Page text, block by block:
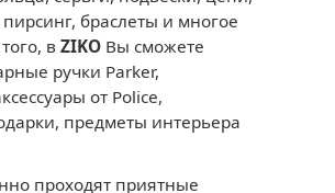
браслеты и многое
в ZIKO Вы сможете
ручки Parker,
от Police,
предметы интерьера
проходят приятные